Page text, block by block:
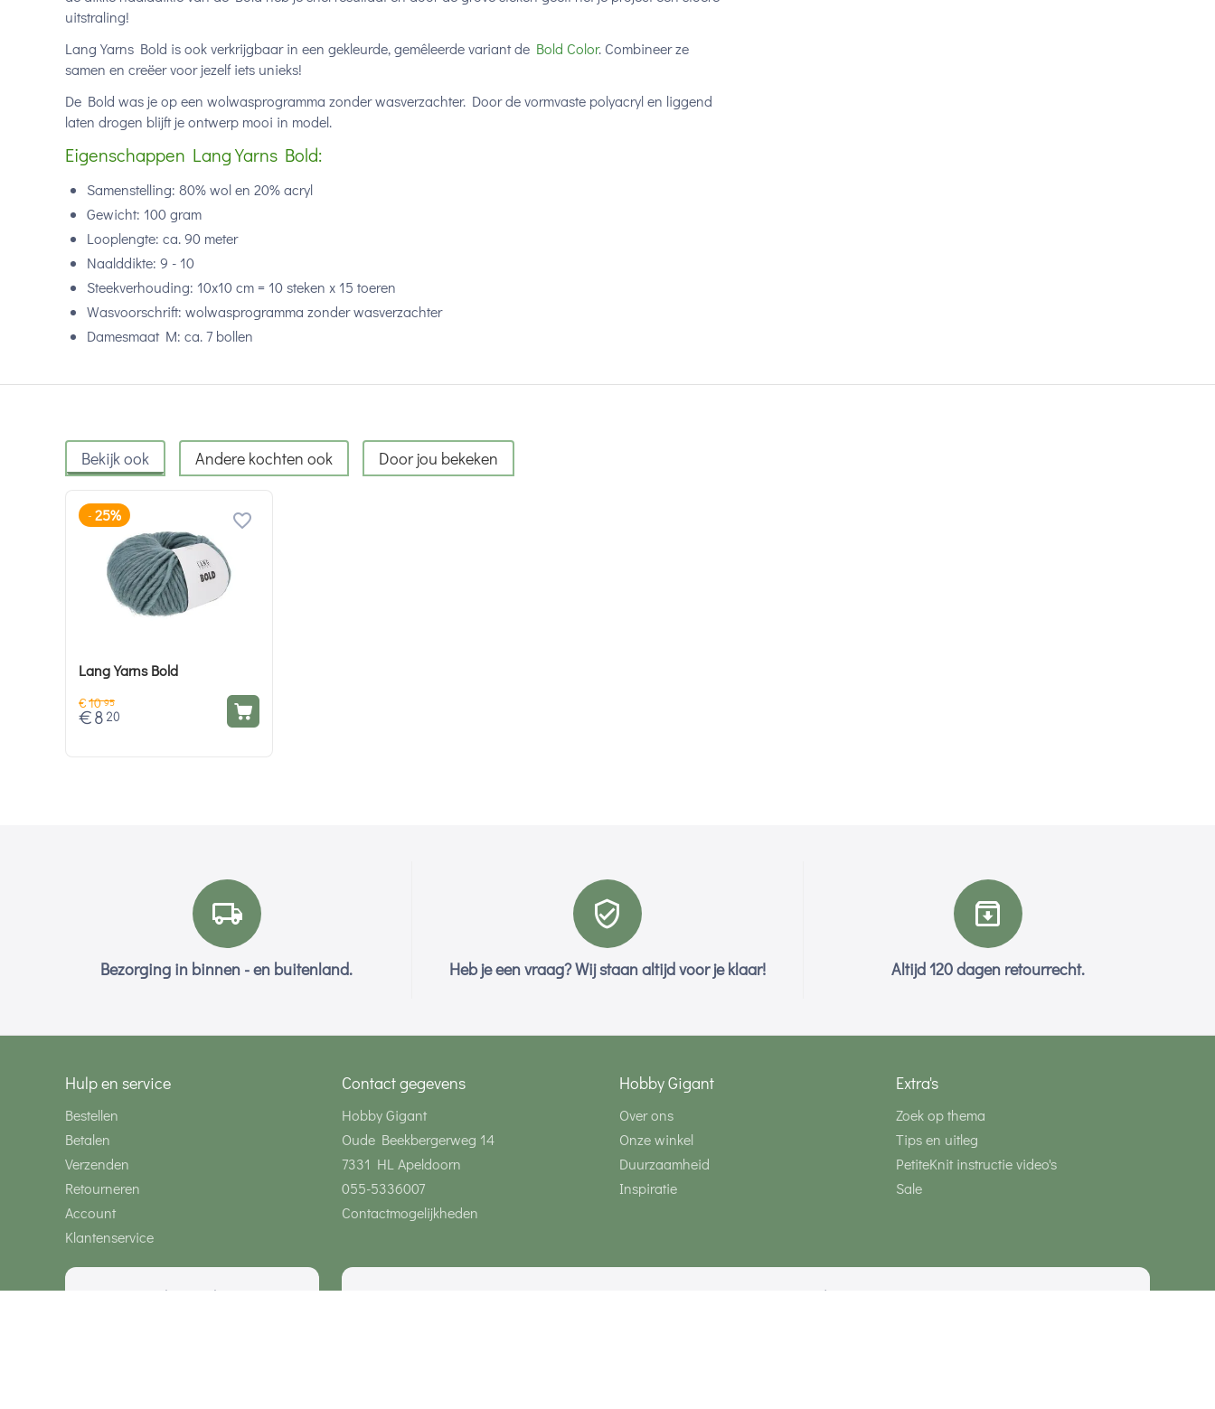
uitstraling!
Lang Yarns Bold is ook verkrijgbaar in een gekleurde, gemêleerde variant de Bold Color. Combineer ze
samen en creëer voor jezelf iets unieks!
De Bold was je op een wolwasprogramma zonder wasverzachter. Door de vormvaste polyacryl en liggend
laten drogen blijft je ontwerp mooi in model.
Eigenschappen Lang Yarns Bold:
Samenstelling: 80% wol en 20% acryl
Gewicht: 100 gram
Looplengte: ca. 90 meter
Naalddikte: 9 - 10
Steekverhouding: 10x10 cm = 10 steken x 15 toeren
Wasvoorschrift: wolwasprogramma zonder wasverzachter
Damesmaat M: ca. 7 bollen
Bekijk ook Andere kochten ook Door jou bekeken
- 25%
Lang Yarns Bold
€10 95
€ 8 20
Bezorging in binnen - en buitenland. Heb je een vraag? Wij staan altijd voor je klaar! Altijd 120 dagen retourrecht.
Hulp en service
Bestellen
Betalen
Verzenden
Retourneren
Account
Klantenservice
Contact gegevens
Hobby Gigant
Oude Beekbergerweg 14
7331 HL Apeldoorn
055-5336007
Contactmogelijkheden
Hobby Gigant
Over ons
Onze winkel
Duurzaamheid
Inspiratie
Extra's
Zoek op thema
Tips en uitleg
PetiteKnit instructie video's
Sale
Wij zijn bereikbaar via Volg ons via social media